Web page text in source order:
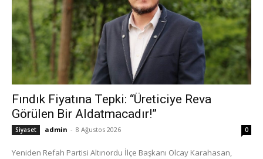
Fındık Fiyatına Tepki: “Üreticiye Reva
Görülen Bir Aldatmacadır!”
Siyaset admin - 8 Ağustos 2026 0
Yeniden Refah Partisi Altınordu İlçe Başkanı Olcay Karahasan,